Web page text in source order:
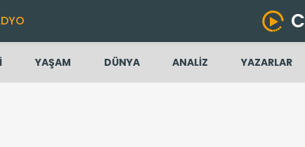
YAŞAM DÜNYA ANALİZ YAZARLAR